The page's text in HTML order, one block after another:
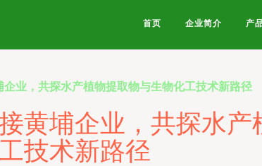
首页 企业简介 产
业，共探水产植物提取物与生物化工技术新路径
黄埔企业，共探水
技术新路径